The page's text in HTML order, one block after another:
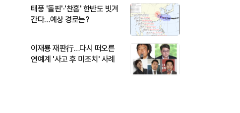
태풍 '돌핀'·'찬홈' 한반도 빗겨
간다…예상 경로는?
이재룡 재판行…다시 떠오른
연예계 '사고 후 미조치' 사례